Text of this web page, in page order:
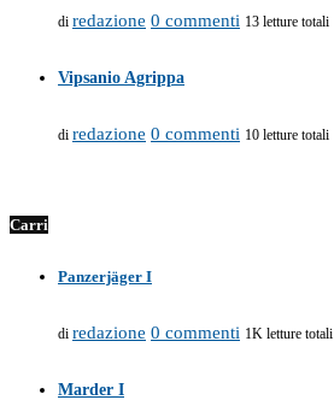
di redazione 0 commenti 13 letture totali
Vipsanio Agrippa
di redazione 0 commenti 10 letture totali
Carri
Panzerjäger I
di redazione 0 commenti 1K letture totali
Marder I